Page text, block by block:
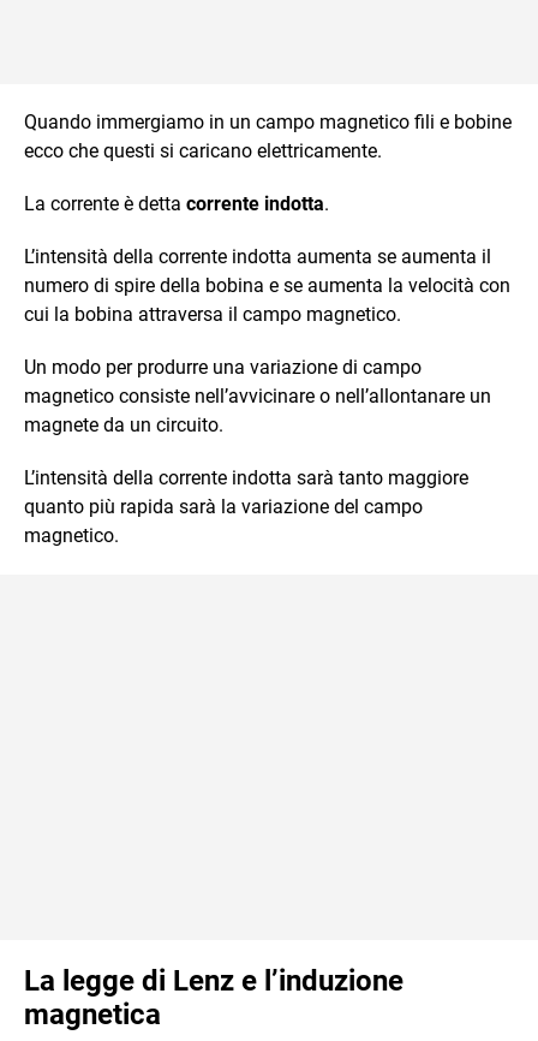
Quando immergiamo in un campo magnetico fili e bobine
ecco che questi si caricano elettricamente.
La corrente è detta corrente indotta.
L’intensità della corrente indotta aumenta se aumenta il
numero di spire della bobina e se aumenta la velocità con
cui la bobina attraversa il campo magnetico.
Un modo per produrre una variazione di campo
magnetico consiste nell’avvicinare o nell’allontanare un
magnete da un circuito.
L’intensità della corrente indotta sarà tanto maggiore
quanto più rapida sarà la variazione del campo
magnetico.
La legge di Lenz e l’induzione
magnetica